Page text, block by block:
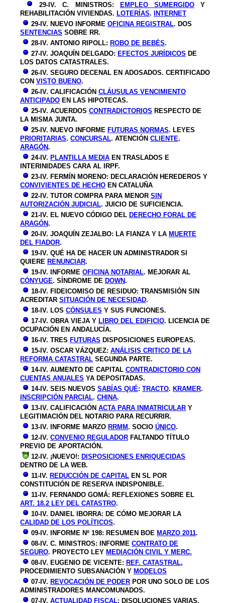
29-IV. C. MINISTROS:
EMPLEO SUMERGIDOY
REHABILITACIÓN VIVIENDAS. LOTERÍAS.
INTERNET
29-IV. NUEVO INFORME OFICINA REGISTRAL. DOS
SENTENCIAS SOBRE RR.
28-IV. ANTONIO RIPOLL: ROBO DE BEBÉS.
27-IV. JOAQUÍN DELGADO: EFECTOS JURÍDICOS DE
LOS DATOS CATASTRALES.
26-IV. SEGURO DECENAL EN ADOSADOS. CERTIFICADO
CON VISTO BUENO.
26-IV. CALIFICACIÓN CLÁUSULAS VENCIMIENTO
ANTICIPADO EN LAS HIPOTECAS.
25-IV. ACUERDOS CONTRADICTORIOS RESPECTO DE
LA MISMA JUNTA.
25-IV. NUEVO INFORME FUTURAS NORMAS. LEYES
PRIORITARIAS. CONCURSAL. ATENCIÓN CLIENTE.
ARAGÓN.
24-IV. PLANTILLA MEDIA EN TRASLADOS E
INTERINIDADES CARA AL IRPF.
23-IV. FERMÍN MORENO: DECLARACIÓN HEREDEROS Y
CONVIVIENTES DE HECHO EN CATALUÑA
22-IV. TUTOR COMPRA PARA MENOR SIN
AUTORIZACIÓN JUDICIAL. JUICIO DE SUFICIENCIA.
21-IV. EL NUEVO CÓDIGO DEL DERECHO FORAL DE
ARAGÓN.
20-IV. JOAQUÍN ZEJALBO: LA FIANZA Y LA MUERTE
DEL FIADOR.
19-IV. QUÉ HA DE HACER UN ADMINISTRADOR SI
QUIERE RENUNCIAR.
19-IV. INFORME OFICINA NOTARIAL. MEJORAR AL
CÓNYUGE. SÍNDROME DE DOWN.
18-IV. FIDEICOMISO DE RESIDUO: TRANSMISIÓN SIN
ACREDITAR SITUACIÓN DE NECESIDAD.
18-IV. LOS CÓNSULES Y SUS FUNCIONES.
17-IV. OBRA VIEJA Y LIBRO DEL EDIFICIO. LICENCIA DE
OCUPACIÓN EN ANDALUCÍA.
16-IV. TRES FUTURAS DISPOSICIONES EUROPEAS.
15-IV. OSCAR VÁZQUEZ: ANÁLISIS CRITICO DE LA
REFORMA CATASTRAL SEGUNDA PARTE.
14-IV. AUMENTO DE CAPITAL CONTRADICTORIO CON
CUENTAS ANUALES YA DEPOSITADAS.
14-IV. SEIS NUEVOS SABÍAS QUÉ: TRACTO. KRAMER.
INSCRIPCIÓN PARCIAL. CHINA.
13-IV. CALIFICACIÓN ACTA PARA INMATRICULAR Y
LEGITIMACIÓN DEL NOTARIO PARA RECURRIR.
13-IV. INFORME MARZO RRMM. SOCIO ÚNICO.
12-IV. CONVENIO REGULADOR FALTANDO TÍTULO
PREVIO DE APORTACIÓN.
12-IV. ¡NUEVO!: DISPOSICIONES ENRIQUECIDAS
DENTRO DE LA WEB.
11-IV. REDUCCIÓN DE CAPITAL EN SL POR
CONSTITUCIÓN DE RESERVA INDISPONIBLE.
11-IV. FERNANDO GOMÁ: REFLEXIONES SOBRE EL
ART. 18.2 LEY DEL CATASTRO.
10-IV. DANIEL IBORRA: DE CÓMO MEJORAR LA
CALIDAD DE LOS POLÍTICOS.
09-IV. INFORME Nº 198: RESUMEN BOE MARZO 2011.
08-IV. C. MINISTROS: INFORME CONTRATO DE
SEGURO. PROYECTO LEY MEDIACIÓN CIVIL Y MERC.
08-IV. EUGENIO DE VICENTE: REF. CATASTRAL,
PROCEDIMIENTO SUBSANACIÓN Y MODELOS
07-IV. REVOCACIÓN DE PODER POR UNO SOLO DE LOS
ADMINISTRADORES MANCOMUNADOS.
07-IV. ACTUALIDAD FISCAL: DISOLUCIONES VARIAS.